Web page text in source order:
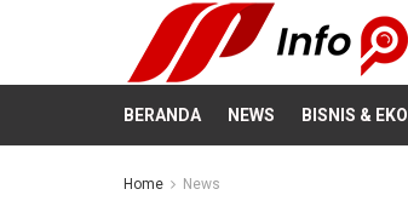
BERANDA NEWS BISNIS &
Home News